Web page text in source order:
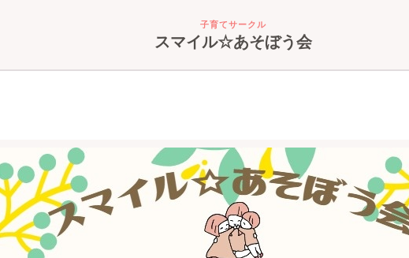
子育てサークル
スマイル☆あそぼう会